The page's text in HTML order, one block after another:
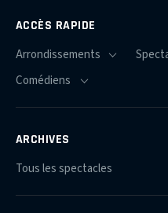
ACCÈS RAPIDE
ARCHIVES
Tous les spectacles